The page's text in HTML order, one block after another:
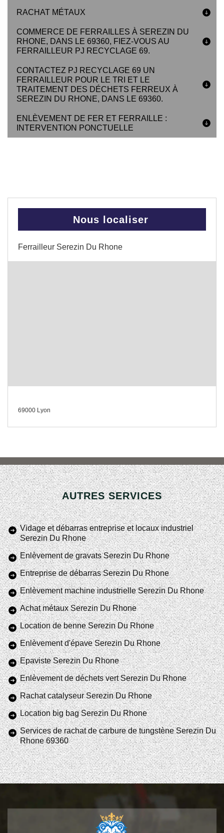
RACHAT MÉTAUX
COMMERCE DE FERRAILLES À SEREZIN DU
RHONE, DANS LE 69360, FIEZ-VOUS AU
FERRAILLEUR PJ RECYCLAGE 69.
CONTACTEZ PJ RECYCLAGE 69 UN
FERRAILLEUR POUR LE TRI ET LE
TRAITEMENT DES DÉCHETS FERREUX À
SEREZIN DU RHONE, DANS LE 69360.
ENLÈVEMENT DE FER ET FERRAILLE :
INTERVENTION PONCTUELLE
Nous localiser
Ferrailleur Serezin Du Rhone
69000 Lyon
AUTRES SERVICES
Vidage et débarras entreprise et locaux industriel
Serezin Du Rhone
Enlèvement de gravats Serezin Du Rhone
Entreprise de débarras Serezin Du Rhone
Enlèvement machine industrielle Serezin Du Rhone
Achat métaux Serezin Du Rhone
Location de benne Serezin Du Rhone
Enlèvement d'épave Serezin Du Rhone
Epaviste Serezin Du Rhone
Enlèvement de déchets vert Serezin Du Rhone
Rachat catalyseur Serezin Du Rhone
Location big bag Serezin Du Rhone
Services de rachat de carbure de tungstène Serezin Du
Rhone 69360